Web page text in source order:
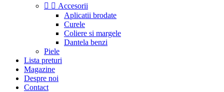
  Accesorii
Aplicatii brodate
Curele
Coliere si margele
Dantela benzi
Piele
Lista preturi
Magazine
Despre noi
Contact